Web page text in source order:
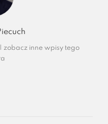
zobacz inne wpisy tego